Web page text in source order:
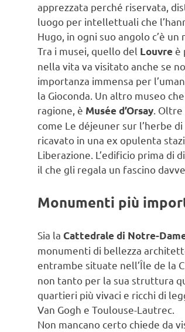
apprezzata perché riservata,
luogo per intellettuali che
Hugo, in ogni suo angolo c’è
Tra i musei, quello del Louvre è
nella vita va visitato anche se
importanza immensa per
la Gioconda. Un altro museo
ragione, è Musée d’Orsay. Oltre
come Le déjeuner sur l’herbe
ricavato in una ex opulenta
Liberazione. L’edificio prima di
il che gli regala un fascino
Monumenti più
Sia la Cattedrale di Notre-
monumenti di bellezza
entrambe situate nell’Île de la
non tanto per la sua struttura
quartieri più vivaci e ricchi di
Van Gogh e Toulouse-Lautrec.
Non mancano certo chiede da